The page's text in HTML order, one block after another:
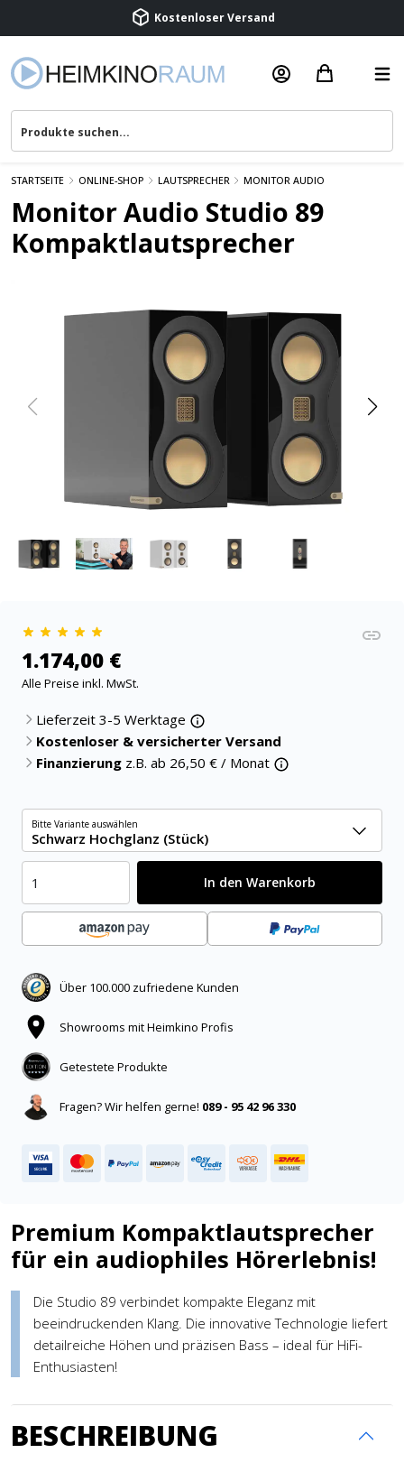
Kostenloser Versand
Beratung & Service
STARTSEITE ONLINE-SHOP LAUTSPRECHER MONITOR AUDIO
Monitor Audio Studio 89
Kompaktlautsprecher
1.174,00 €
Alle Preise inkl. MwSt.
Lieferzeit 3-5 Werktage
Kostenloser & versicherter Versand
Finanzierung z.B. ab 26,50 € / Monat
Bitte Variante auswählen
Schwarz Hochglanz (Stück)
In den Warenkorb
Über 100.000 zufriedene Kunden
Showrooms mit Heimkino Profis
Getestete Produkte
Fragen? Wir helfen gerne! 089 - 95 42 96 330
Premium Kompaktlautsprecher
für ein audiophiles Hörerlebnis!
Die Studio 89 verbindet kompakte Eleganz mit
beeindruckenden Klang. Die innovative Technologie liefert
detailreiche Höhen und präzisen Bass – ideal für HiFi-
Enthusiasten!
BESCHREIBUNG